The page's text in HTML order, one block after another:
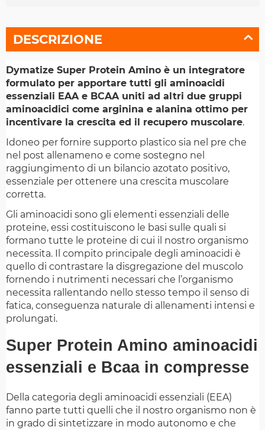
DESCRIZIONE
Dymatize Super Protein Amino è un integratore
formulato per apportare tutti gli aminoacidi
essenziali EAA e BCAA uniti ad altri due gruppi
aminoacidici come arginina e alanina ottimo per
incentivare la crescita ed il recupero muscolare.
Idoneo per fornire supporto plastico sia nel pre che
nel post allenameno e come sostegno nel
raggiungimento di un bilancio azotato positivo,
essenziale per ottenere una crescita muscolare
corretta.
Gli aminoacidi sono gli elementi essenziali delle
proteine, essi costituiscono le basi sulle quali si
formano tutte le proteine di cui il nostro organismo
necessita. Il compito principale degli aminoacidi è
quello di contrastare la disgregazione del muscolo
fornendo i nutrimenti necessari che l’organismo
necessita rallentando nello stesso tempo il senso di
fatica, conseguenza naturale di allenamenti intensi e
prolungati.
Super Protein Amino aminoacidi
essenziali e Bcaa in compresse
Della categoria degli aminoacidi essenziali (EEA)
fanno parte tutti quelli che il nostro organismo non è
in grado di sintetizzare in modo autonomo e che